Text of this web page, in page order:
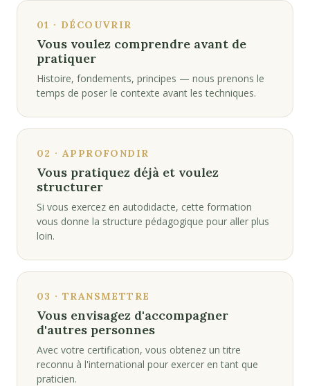
01 · DÉCOUVRIR
Vous voulez comprendre avant de
pratiquer
Histoire, fondements, principes — nous prenons le
temps de poser le contexte avant les techniques.
02 · APPROFONDIR
Vous pratiquez déjà et voulez
structurer
Si vous exercez en autodidacte, cette formation
vous donne la structure pédagogique pour aller plus
loin.
03 · TRANSMETTRE
Vous envisagez d'accompagner
d'autres personnes
Avec votre certification, vous obtenez un titre
reconnu à l'international pour exercer en tant que
praticien.